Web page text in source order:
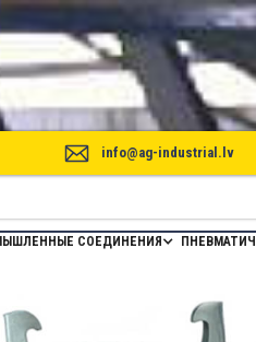
info@ag-industrial.lv
СОЕДИНЕНИЯ